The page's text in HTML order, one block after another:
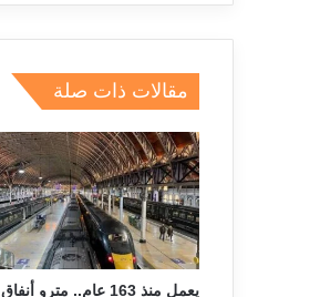
b
o
o
k
A
p
مقالات ذات صلة
يعمل منذ 163 عام.. مترو أنفاق